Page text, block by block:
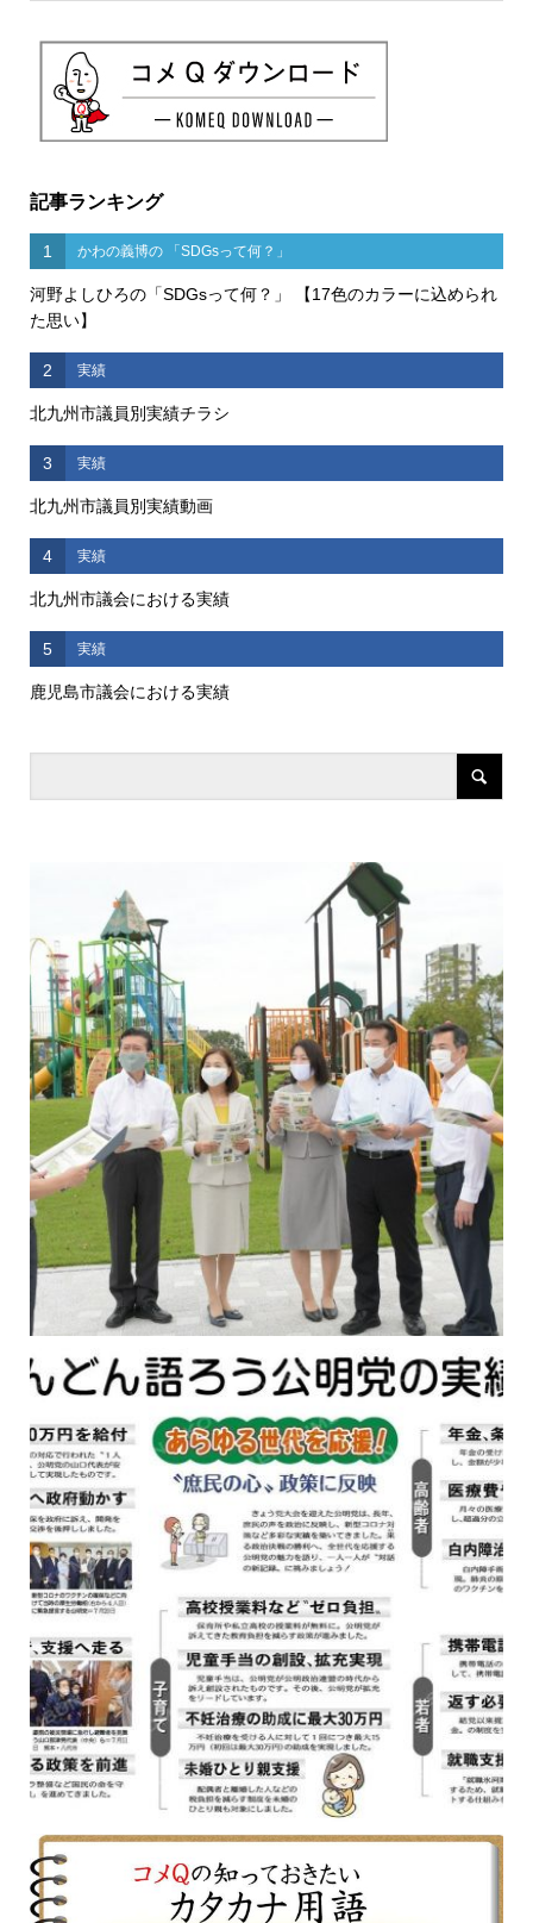
記事ランキング
1 かわの義博の 「SDGsって何？」
河野よしひろの「SDGsって何？」 【17色のカラーに込められ
た思い】
2 実績
北九州市議員別実績チラシ
3 実績
北九州市議員別実績動画
4 実績
北九州市議会における実績
5 実績
鹿児島市議会における実績